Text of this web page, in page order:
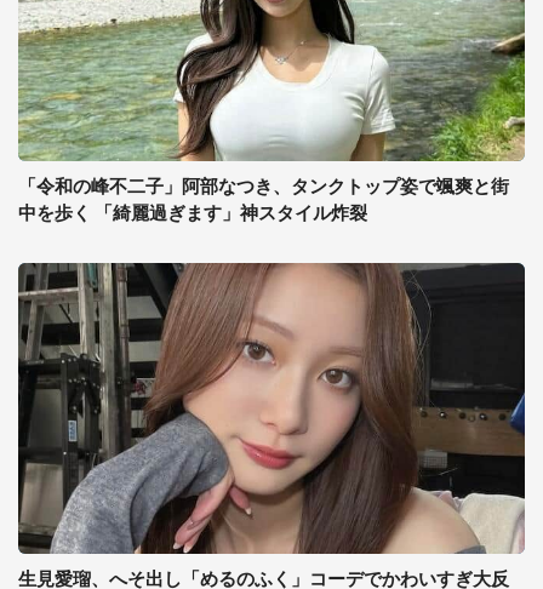
「令和の峰不二子」阿部なつき、タンクトップ姿で颯爽と街
中を歩く 「綺麗過ぎます」神スタイル炸裂
生見愛瑠、へそ出し「めるのふく」コーデでかわいすぎ大反